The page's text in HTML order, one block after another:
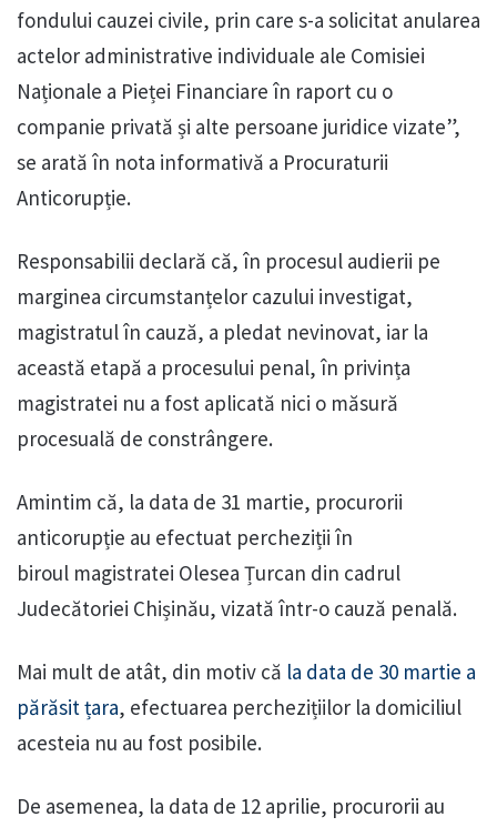
fondului cauzei civile, prin care s-a solicitat anularea
actelor administrative individuale ale Comisiei
Naționale a Pieței Financiare în raport cu o
companie privată și alte persoane juridice vizate”,
se arată în nota informativă a Procuraturii
Anticorupție.
Responsabilii declară că, în procesul audierii pe
marginea circumstanțelor cazului investigat,
magistratul în cauză, a pledat nevinovat, iar la
această etapă a procesului penal, în privința
magistratei nu a fost aplicată nici o măsură
procesuală de constrângere.
Amintim că, la data de 31 martie, procurorii
anticorupție au efectuat percheziții în
biroul magistratei Olesea Țurcan din cadrul
Judecătoriei Chișinău, vizată într-o cauză penală.
Mai mult de atât, din motiv că la data de 30 martie a
părăsit țara, efectuarea perchezițiilor la domiciliul
acesteia nu au fost posibile.
De asemenea, la data de 12 aprilie, procurorii au